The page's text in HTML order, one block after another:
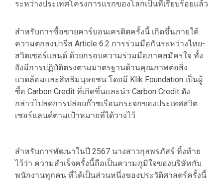
ระหว่างประเทศโครงการแรกของโลกเป็นที่เรียบร้อยแล้ว
สำหรับการซื้อขายคาร์บอนเครดิตครั้งนี้ เกิดขึ้นภายใต้
ความตกลงปารีส Article 6.2 การร่วมมือกันระหว่างไทย-
สวิตเซอร์แลนด์ ด้วยกรอบความร่วมมือภาคสมัครใจ ทั้ง
ยังมีการปฏิบัติตรงตามมาตรฐานด้านคุณภาพต่อสิ่ง
แวดล้อมและสิทธิมนุษยชน โดยมี Klik Foundation เป็นผู้
ซื้อ Carbon Credit ที่เกิดขึ้นและนำ Carbon Credit ดัง
กล่าวไปลดการปล่อยก๊าซเรือนกระจกของประเทศสวิต
เซอร์แลนด์ตามเป้าหมายที่ได้วางไว้
สำหรับการพัฒนาในปี 2567 นางสาวกุลพรภัสร์ ทิ้งท้าย
ไว้ว่า ความสำเร็จครั้งนี้ถือเป็นความภูมิใจของบริษัทกับ
พนักงานทุกคน ที่ได้เป็นส่วนหนึ่งของประวัติศาสตร์ครั้งนี้